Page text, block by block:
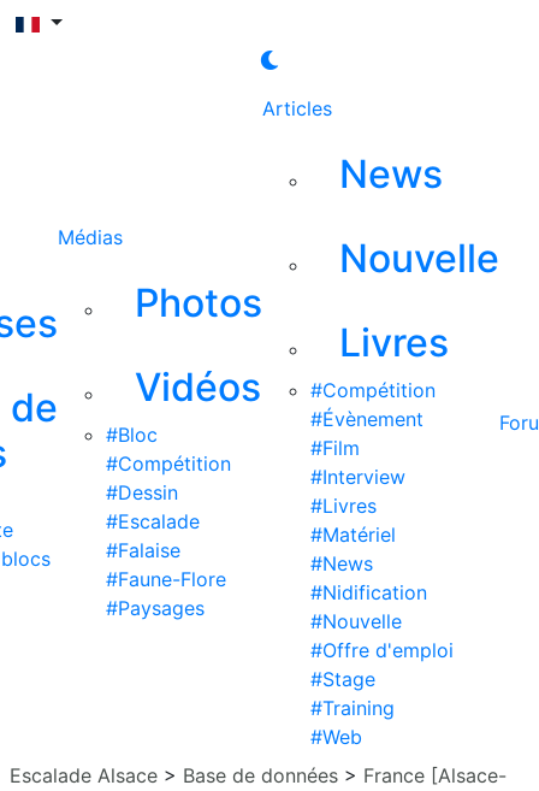
de
Médias
Photos
Vidéos
#Bloc
#Compétition
#Dessin
#Escalade
#Falaise
#Faune-Flore
#Paysages
Articles
News
Nouvelle
Livres
#Compétition
#Évènement
#Film
#Interview
#Livres
#Matériel
#News
#Nidification
#Nouvelle
#Offre d'emploi
#Stage
#Training
#Web
Escalade Alsace > Base de données > France [Alsace-